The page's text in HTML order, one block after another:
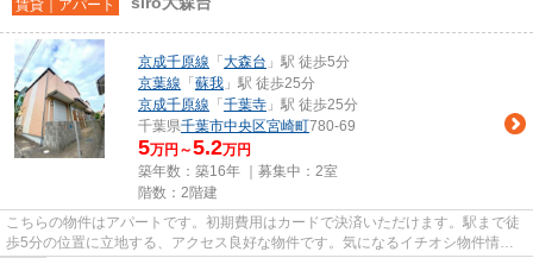
賃貸｜アパート
京成千原線 「 大森台 」駅 徒歩5分
京葉線 「 蘇我 」駅 徒歩25分
京成千原線 「 千葉寺 」駅 徒歩25分
千葉県千葉市中央区宮崎町780-69
5万円～5.2万円
築年数：築16年 ｜募集中： 2室
階数：2階建
こちらの物件はアパートです。初期費用はカードで決済いただけます。駅まで徒
歩5分の位置に立地する、アクセス良好な物件です。気になるイチオシ物件情